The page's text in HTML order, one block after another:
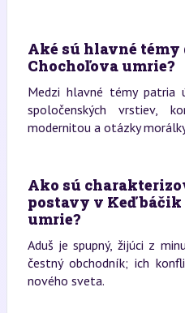
Aké sú hlavné témy
Chochoľova umrie?
Medzi hlavné témy patria
spoločenských vrstiev,
modernitou a otázky
Ako sú
postavy v Keď
umrie?
Aduš je spupný, žijúci z
čestný obchodník; ich
nového sveta.